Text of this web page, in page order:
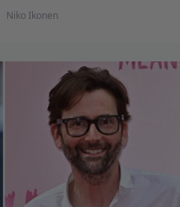
Niko Ikonen